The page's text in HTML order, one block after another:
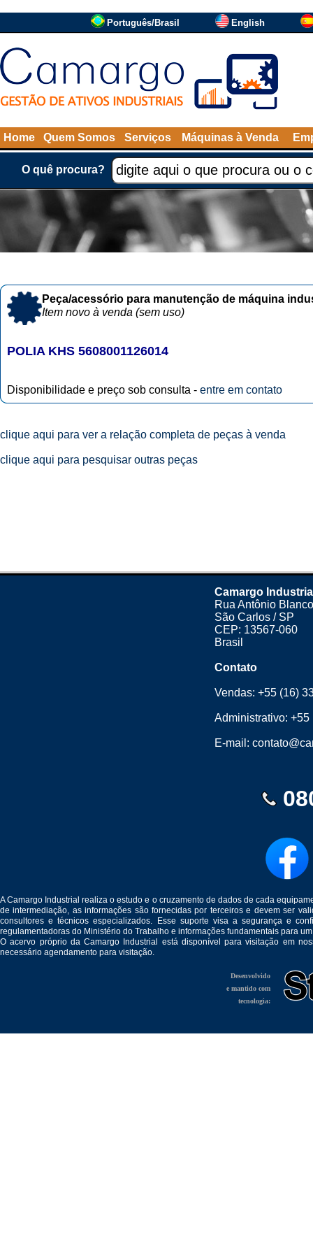
Português/Brasil English
Home Quem Somos Serviços Máquinas à Venda
O quê procura?
Peça/acessório para manutenção de máquina
Item novo à venda (sem uso)
POLIA KHS 5608001126014
Disponibilidade e preço sob consulta - entre em contato
clique aqui para ver a relação completa de peças à venda
clique aqui para pesquisar outras peças
Camargo
Rua Antônio
São Carlos / SP
CEP: 13567-060
Brasil
Contato
Vendas:+55 (16)
Administrativo:+55
E-mail:
A Camargo Industrial realiza o estudo e o cruzamento de dados de cada
de intermediação, as informações são fornecidas por terceiros e devem ser
consultores e técnicos especializados. Esse suporte visa a segurança e
regulamentadoras do Ministério do Trabalho e informações fundamentais para
O acervo próprio da Camargo Industrial está disponível para visitação em
necessário agendamento para visitação.
Desenvolvido
e mantido com
tecnologia: